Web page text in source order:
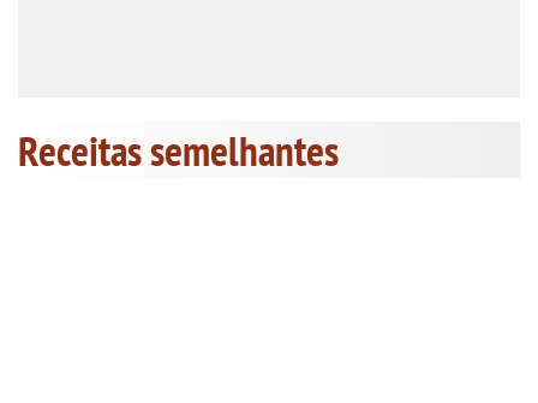
Receitas semelhantes